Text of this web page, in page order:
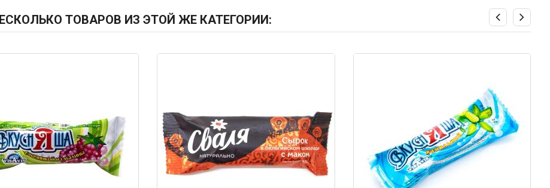
ТОВАРОВ ИЗ ЭТОЙ ЖЕ КАТЕГОРИИ: